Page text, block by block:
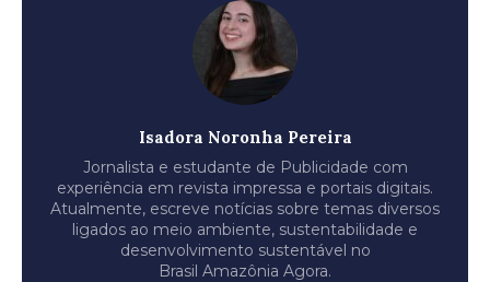
Isadora Noronha Pereira
Jornalista e estudante de Publicidade com
experiência em revista impressa e portais digitais.
Atualmente, escreve notícias sobre temas diversos
ligados ao meio ambiente, sustentabilidade e
desenvolvimento sustentável no
Brasil Amazônia Agora.